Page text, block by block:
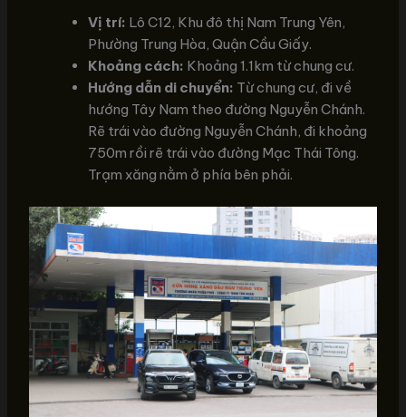
Vị trí: Lô C12, Khu đô thị Nam Trung Yên,
Phường Trung Hòa, Quận Cầu Giấy.
Khoảng cách: Khoảng 1.1km từ chung cư.
Hướng dẫn di chuyển: Từ chung cư, đi về
hướng Tây Nam theo đường Nguyễn Chánh.
Rẽ trái vào đường Nguyễn Chánh, đi khoảng
750m rồi rẽ trái vào đường Mạc Thái Tông.
Trạm xăng nằm ở phía bên phải.